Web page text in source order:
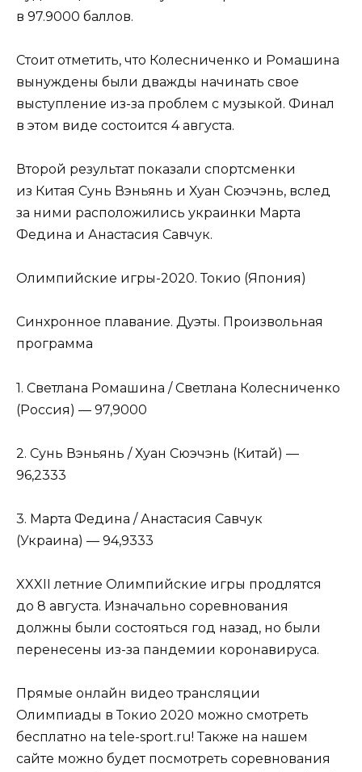
в 97.9000 баллов.
Стоит отметить, что Колесниченко и Ромашина
вынуждены были дважды начинать свое
выступление из-за проблем с музыкой. Финал
в этом виде состоится 4 августа.
Второй результат показали спортсменки
из Китая Сунь Вэньянь и Хуан Сюэчэнь, вслед
за ними расположились украинки Марта
Федина и Анастасия Савчук.
Олимпийские игры-2020. Токио (Япония)
Синхронное плавание. Дуэты. Произвольная
программа
1. Светлана Ромашина / Светлана Колесниченко
(Россия) — 97,9000
2. Сунь Вэньянь / Хуан Сюэчэнь (Китай) —
96,2333
3. Марта Федина / Анастасия Савчук
(Украина) — 94,9333
XXXII летние Олимпийские игры продлятся
до 8 августа. Изначально соревнования
должны были состояться год назад, но были
перенесены из-за пандемии коронавируса.
Прямые онлайн видео трансляции
Олимпиады в Токио 2020 можно смотреть
бесплатно на tele-sport.ru! Также на нашем
сайте можно будет посмотреть соревнования